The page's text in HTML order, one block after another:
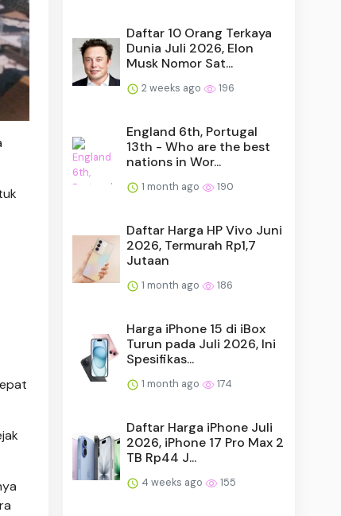
Daftar 10 Orang Terkaya
Dunia Juli 2026, Elon
Musk Nomor Sat...
2 weeks ago 196
England 6th, Portugal
13th - Who are the best
nations in Wor...
1 month ago 190
Daftar Harga HP Vivo Juni
2026, Termurah Rp1,7
Jutaan
1 month ago 186
Harga iPhone 15 di iBox
Turun pada Juli 2026, Ini
Spesifikas...
1 month ago 174
Daftar Harga iPhone Juli
2026, iPhone 17 Pro Max 2
TB Rp44 J...
4 weeks ago 155